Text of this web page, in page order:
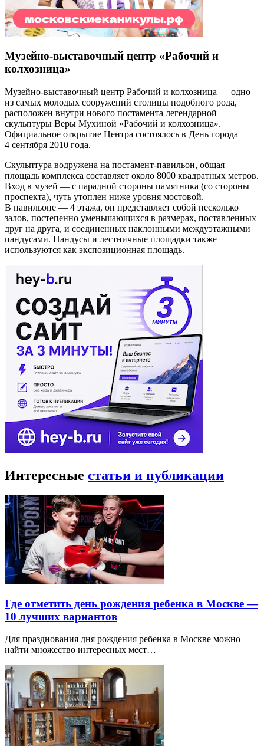
Музейно-выставочный центр «Рабочий и
колхозница»
Музейно-выставочный центр Рабочий и колхозница — одно
из самых молодых сооружений столицы подобного рода,
расположен внутри нового постамента легендарной
скульптуры Веры Мухиной «Рабочий и колхозница».
Официальное открытие Центра состоялось в День города
4 сентября 2010 года.
Скульптура водружена на постамент-павильон, общая
площадь комплекса составляет около 8000 квадратных метров.
Вход в музей — с парадной стороны памятника (со стороны
проспекта), чуть утоплен ниже уровня мостовой.
В павильоне — 4 этажа, он представляет собой несколько
залов, постепенно уменьшающихся в размерах, поставленных
друг на друга, и соединенных наклонными междуэтажными
пандусами. Пандусы и лестничные площадки также
используются как экспозиционная площадь.
Интересные статьи и публикации
Где отметить день рождения ребенка в Москве —
10 лучших вариантов
Для празднования дня рождения ребенка в Москве можно
найти множество интересных мест…